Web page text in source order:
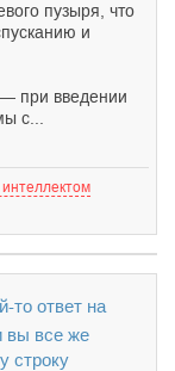
пузыря, что
и
при введении
с...
то ответ на
вы все же
строку